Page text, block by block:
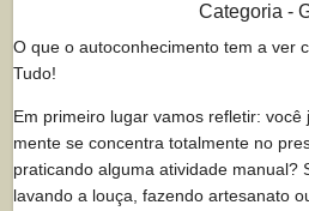
Categoria -
O que o autoconhecimento tem a ver
Tudo!
Em primeiro lugar vamos refletir:
mente se concentra totalmente no
praticando alguma atividade manual?
lavando a louça, fazendo artesanato